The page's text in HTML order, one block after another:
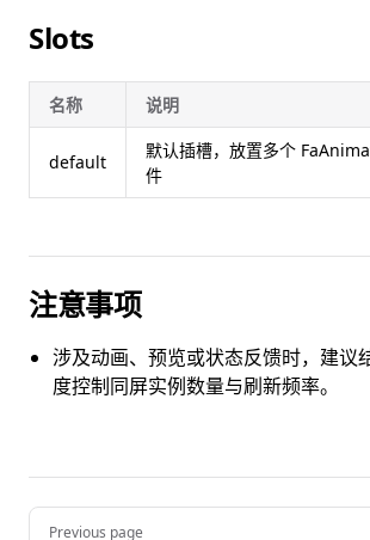
Slots
名称 说明
default
默认插槽，放置多个
件
注意事项
涉及动画、预览或状态反馈时，建议
度控制同屏实例数量与刷新频率。
Pager
Previous page